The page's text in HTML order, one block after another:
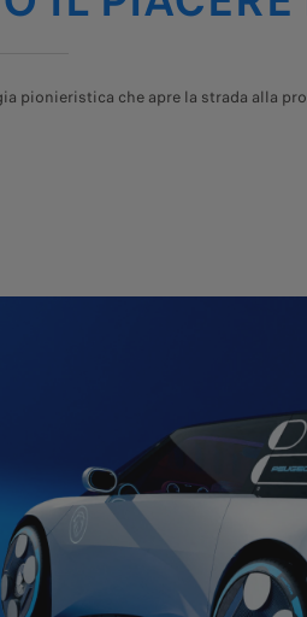
pionieristica che apre la strada alla